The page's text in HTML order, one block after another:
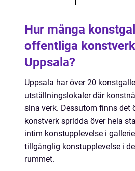
Hur många
offentliga
Uppsala?
Uppsala har över 20
utställningslokaler där
sina verk. Dessutom finns det
konstverk spridda över hela
intim konstupplevelse i
tillgänglig konstupplevelse i
rummet.